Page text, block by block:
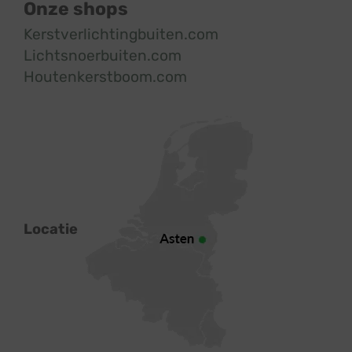
Onze shops
Kerstverlichtingbuiten.com
Lichtsnoerbuiten.com
Houtenkerstboom.com
Locatie